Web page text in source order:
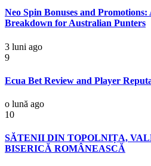
Neo Spin Bonuses and
Breakdown for Australian Punters
3 luni ago
9
Ecua Bet Review and Player
o lună ago
10
SĂTENII DIN TOPOLNIȚA,
BISERICĂ ROMÂNEASCĂ